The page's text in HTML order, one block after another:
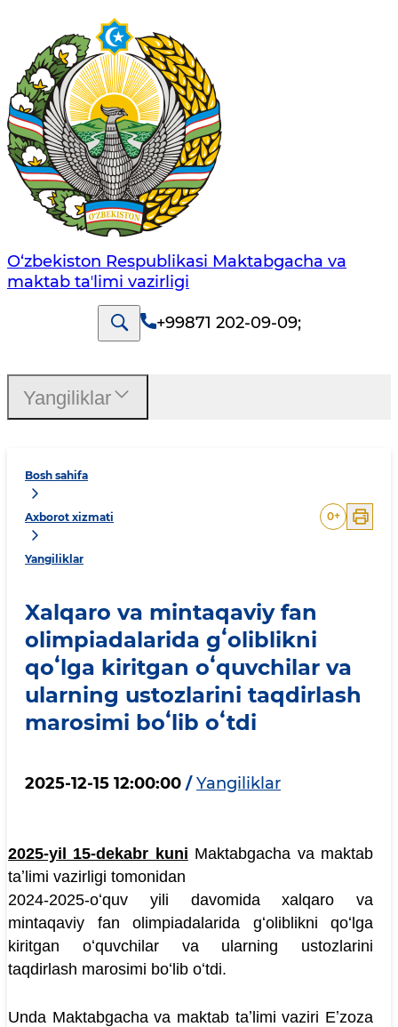
O‘zbekiston Respublikasi Maktabgacha va
maktab taʼlimi vazirligi
+99871 202-09-09;
Bosh sahifa
Axborot xizmati
Yangiliklar
0+
Xalqaro va mintaqaviy fan
olimpiadalarida gʻoliblikni
qoʻlga kiritgan oʻquvchilar va
ularning ustozlarini taqdirlash
marosimi boʻlib oʻtdi
2025-12-15 12:00:00 / Yangiliklar
2025-yil 15-dekabr kuni Maktabgacha va maktab
taʼlimi vazirligi tomonidan
2024-2025-oʻquv yili davomida xalqaro va
mintaqaviy fan olimpiadalarida gʻoliblikni qoʻlga
kiritgan oʻquvchilar va ularning ustozlarini
taqdirlash marosimi boʻlib oʻtdi.
Unda Maktabgacha va maktab taʼlimi vaziri Eʼzoza
Yangiliklar